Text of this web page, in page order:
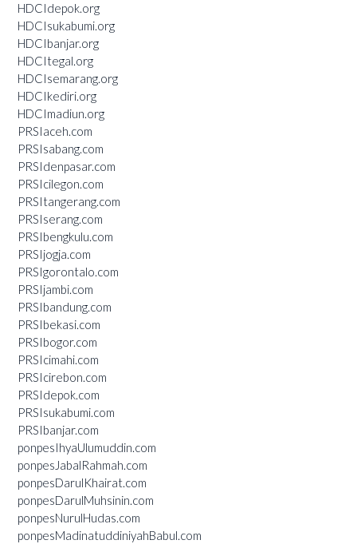
HDCIdepok.org
HDCIsukabumi.org
HDCIbanjar.org
HDCItegal.org
HDCIsemarang.org
HDCIkediri.org
HDCImadiun.org
PRSIaceh.com
PRSIsabang.com
PRSIdenpasar.com
PRSIcilegon.com
PRSItangerang.com
PRSIserang.com
PRSIbengkulu.com
PRSIjogja.com
PRSIgorontalo.com
PRSIjambi.com
PRSIbandung.com
PRSIbekasi.com
PRSIbogor.com
PRSIcimahi.com
PRSIcirebon.com
PRSIdepok.com
PRSIsukabumi.com
PRSIbanjar.com
ponpesIhyaUlumuddin.com
ponpesJabalRahmah.com
ponpesDarulKhairat.com
ponpesDarulMuhsinin.com
ponpesNurulHudas.com
ponpesMadinatuddiniyahBabul.com